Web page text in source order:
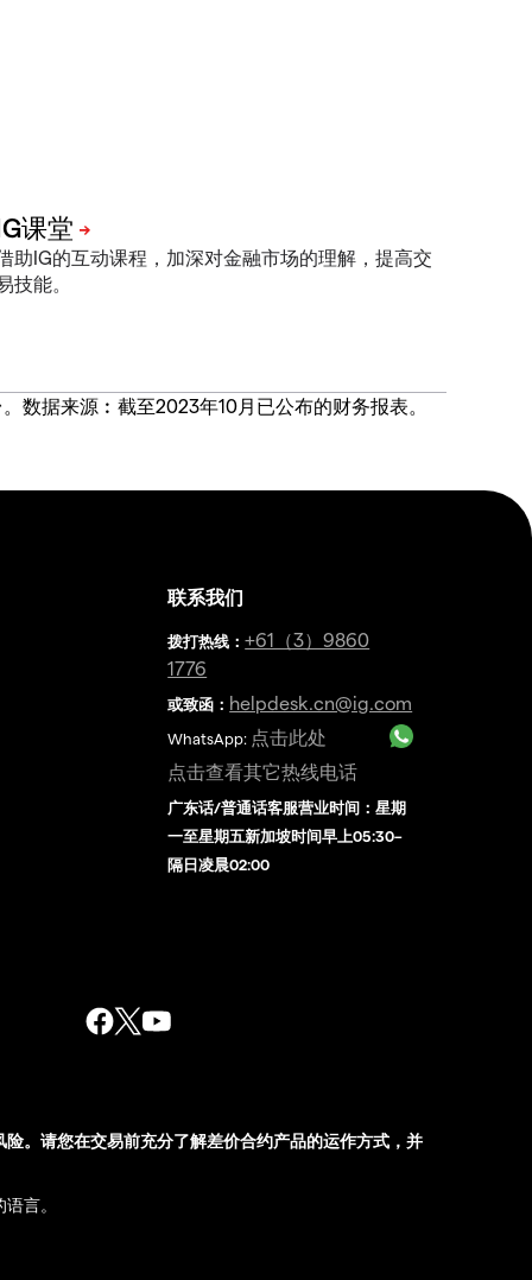
助IG的互动课程，加深对金融市场的理解，提高交
技能。
数据来源︰截至2023年10月已公布的财务报表。
联系我们
拨打热线 ：+61（3）9860
1776
或致函： helpdesk.cn@ig.com
WhatsApp: 点击此处
点击查看其它热线电话
广东话/普通话客服营业时间：星期
一至星期五新加坡时间早上05:30–
隔日凌晨02:00
。请您在交易前充分了解差价合约产品的运作方式，并
言。